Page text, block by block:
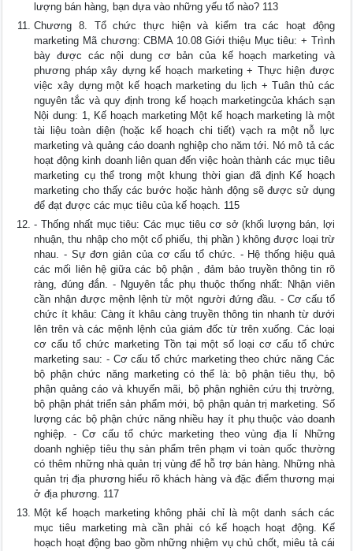
lượng bán hàng, bạn dựa vào những yếu tố nào? 113
Chương 8. Tổ chức thực hiện và kiểm tra các hoạt động
marketing Mã chương: CBMA 10.08 Giới thiệu Mục tiêu: + Trình
bày được các nội dung cơ bản của kế hoạch marketing và
phương pháp xây dựng kế hoạch marketing + Thực hiện được
việc xây dựng một kế hoạch marketing du lịch + Tuân thủ các
nguyên tắc và quy định trong kế hoạch marketingcủa khách sạn
Nội dung: 1, Kế hoạch marketing Một kế hoạch marketing là một
tài liệu toàn diện (hoặc kế hoạch chi tiết) vạch ra một nỗ lực
marketing và quảng cáo doanh nghiệp cho năm tới. Nó mô tả các
hoạt động kinh doanh liên quan đến việc hoàn thành các mục tiêu
marketing cụ thể trong một khung thời gian đã định Kế hoạch
marketing cho thấy các bước hoặc hành động sẽ được sử dụng
để đạt được các mục tiêu của kế hoạch. 115
- Thống nhất mục tiêu: Các mục tiêu cơ sở (khối lượng bán, lợi
nhuận, thu nhập cho một cổ phiếu, thị phần ) không được loại trừ
nhau. - Sự đơn giản của cơ cấu tổ chức. - Hệ thống hiệu quả
các mối liên hệ giữa các bộ phận , đảm bảo truyền thông tin rõ
ràng, đúng đắn. - Nguyên tắc phụ thuộc thống nhất: Nhận viên
cần nhận được mệnh lệnh từ một người đứng đầu. - Cơ cấu tổ
chức ít khâu: Càng ít khâu càng truyền thông tin nhanh từ dưới
lên trên và các mệnh lệnh của giám đốc từ trên xuống. Các loại
cơ cấu tổ chức marketing Tồn tại một số loại cơ cấu tổ chức
marketing sau: - Cơ cấu tổ chức marketing theo chức năng Các
bộ phận chức năng marketing có thể là: bộ phận tiêu thụ, bộ
phận quảng cáo và khuyến mãi, bộ phận nghiên cứu thị trường,
bộ phận phát triển sản phẩm mới, bộ phận quản trị marketing. Số
lượng các bộ phận chức năng nhiều hay ít phụ thuộc vào doanh
nghiệp. - Cơ cấu tổ chức marketing theo vùng địa lí Những
doanh nghiệp tiêu thụ sản phẩm trên phạm vi toàn quốc thường
có thêm những nhà quản trị vùng để hỗ trợ bán hàng. Những nhà
quản trị địa phương hiểu rõ khách hàng và đặc điểm thương mại
ở địa phương. 117
Một kế hoạch marketing không phải chỉ là một danh sách các
mục tiêu marketing mà cần phải có kế hoạch hoạt động. Kế
hoạch hoạt động bao gồm những nhiệm vụ chủ chốt, miêu tả cái